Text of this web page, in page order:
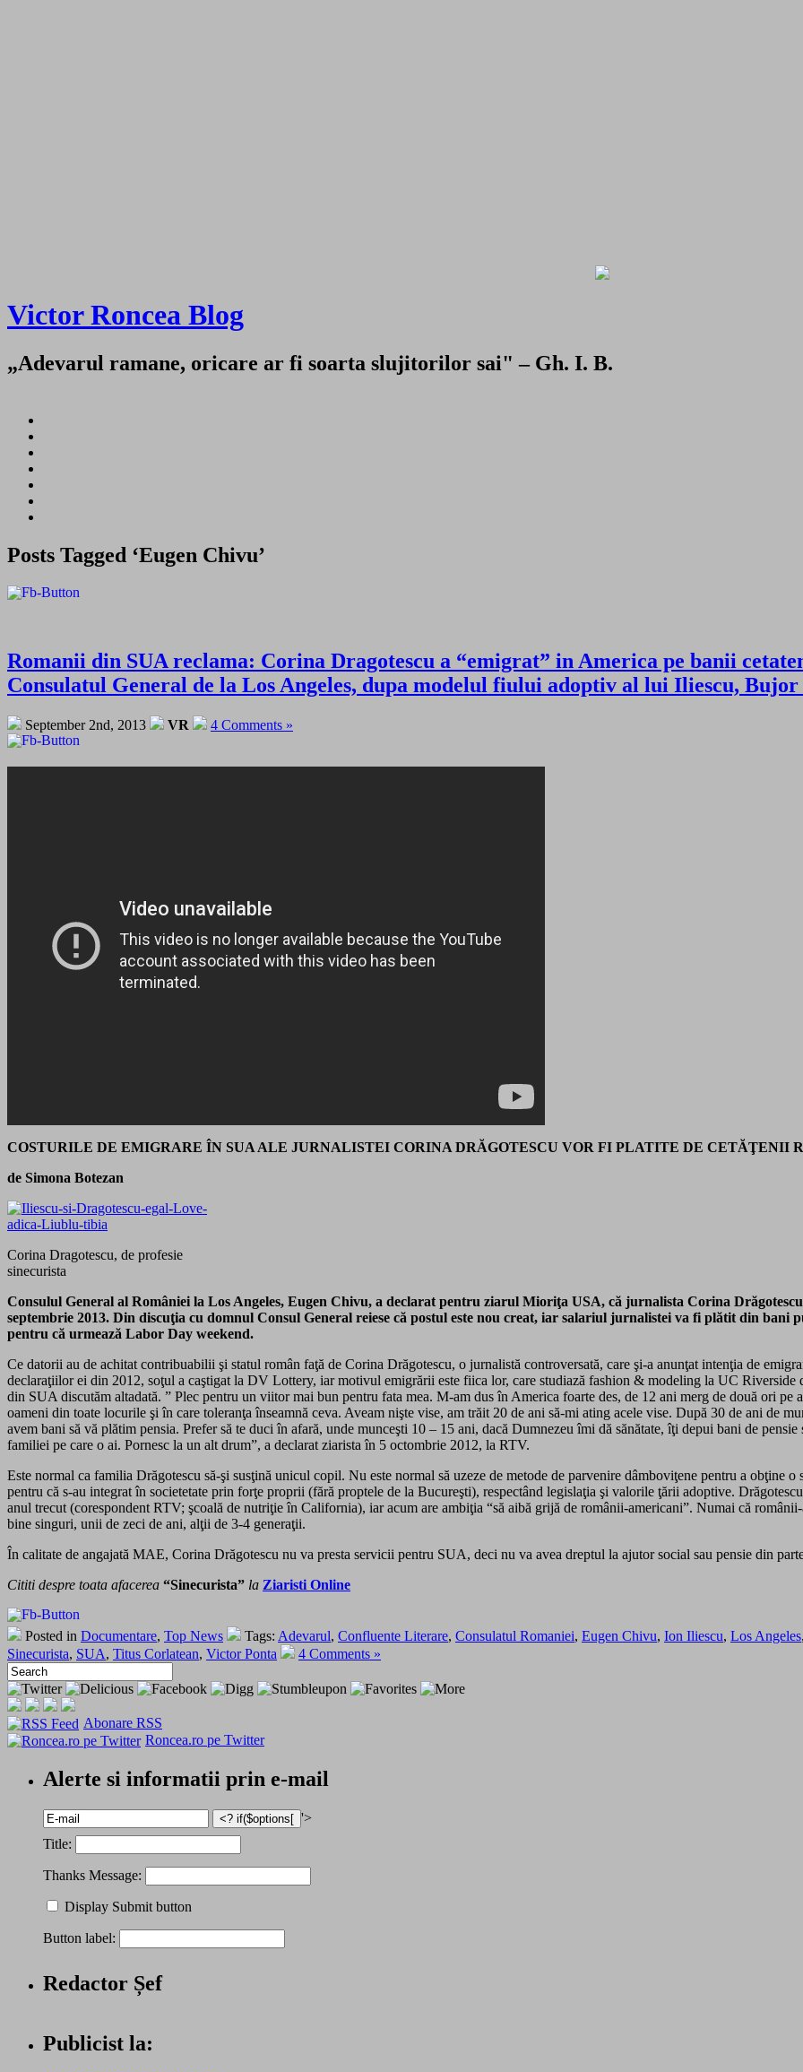
Victor Roncea Blog
„Adevarul ramane, oricare ar fi soarta slujitorilor sai" – Gh. I. B.
Posts Tagged ‘Eugen Chivu’
Romanii din SUA reclama: Corina Dragotescu a “emigrat” in America pe banii
Consulatul General de la Los Angeles, dupa modelul fiului adoptiv al lui Iliescu, Bujor
September 2nd, 2013 VR 4 Comments »
COSTURILE DE EMIGRARE ÎN SUA ALE JURNALISTEI CORINA DRĂGOTESCU VOR FI PLATITE DE CETĂŢENII
de Simona Botezan
Corina Dragotescu, de profesie
sinecurista
Consulul General al României la Los Angeles, Eugen Chivu, a declarat pentru ziarul Mioriţa USA, că jurnalista Corina
septembrie 2013. Din discuţia cu domnul Consul General reiese că postul este nou creat, iar salariul jurnalistei va fi plătit din bani
pentru că urmează Labor Day weekend.
Ce datorii au de achitat contribuabilii şi statul român faţă de Corina Drăgotescu, o jurnalistă controversată, care şi-a anunţat intenţia de
declaraţiilor ei din 2012, soţul a caştigat la DV Lottery, iar motivul emigrării este fiica lor, care studiază fashion & modeling la UC
din SUA discutăm altadată. ” Plec pentru un viitor mai bun pentru fata mea. M-am dus în America foarte des, de 12 ani merg de două ori pe
oameni din toate locurile şi în care toleranţa înseamnă ceva. Aveam nişte vise, am trăit 20 de ani să-mi ating acele vise. După 30 de ani de
avem bani să vă plătim pensia. Prefer să te duci în afară, unde munceşti 10 – 15 ani, dacă Dumnezeu îmi dă sănătate, îţi depui bani de
familiei pe care o ai. Pornesc la un alt drum”, a declarat ziarista în 5 octombrie 2012, la RTV.
Este normal ca familia Drăgotescu să-şi susţină unicul copil. Nu este normal să uzeze de metode de parvenire dâmboviţene pentru a obţine
pentru că s-au integrat în societetate prin forţe proprii (fără proptele de la Bucureşti), respectând legislaţia şi valorile ţării adoptive.
anul trecut (corespondent RTV; şcoală de nutriţie în California), iar acum are ambiţia “să aibă grijă de românii-americani”. Numai că
bine singuri, unii de zeci de ani, alţii de 3-4 generaţii.
În calitate de angajată MAE, Corina Drăgotescu nu va presta servicii pentru SUA, deci nu va avea dreptul la ajutor social sau pensie din
Cititi despre toata afacerea “Sinecurista” la Ziaristi Online
Posted in Documentare, Top News Tags: Adevarul, Confluente Literare, Consulatul Romaniei, Eugen Chivu, Ion Iliescu, Los Angeles,
Sinecurista, SUA, Titus Corlatean, Victor Ponta 4 Comments »
Abonare RSS
Roncea.ro pe Twitter
Alerte si informatii prin e-mail
'>
Title:
Thanks Message:
Display Submit button
Button label:
Redactor Șef
Publicist la: